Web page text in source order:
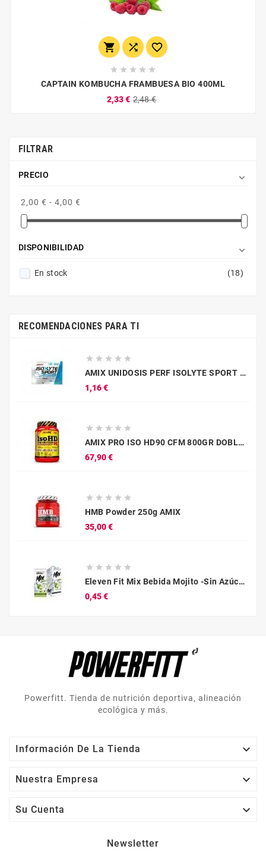
  
    
CAPTAIN KOMBUCHA FRAMBUESA BIO 400ML
2,33 € 2,48 €
FILTRAR
PRECIO 
2,00 € - 4,00 €
DISPONIBILIDAD 
En stock (18)
RECOMENDACIONES PARA TI
    
AMIX UNIDOSIS PERF ISOLYTE SPORT DRINK 30G NARANJA
1,16 €Precio
    
AMIX PRO ISO HD90 CFM 800GR DOBLE CHOCOLATE
67,90 €Precio
    
HMB Powder 250g AMIX
35,00 €Precio
    
Eleven Fit Mix Bebida Mojito -Sin Azúcar-
0,45 €Precio
Powerfitt. Tienda de nutrición deportiva, alineación
ecológica y más.
Información De La Tienda 
Nuestra Empresa 
Su Cuenta 
Newsletter